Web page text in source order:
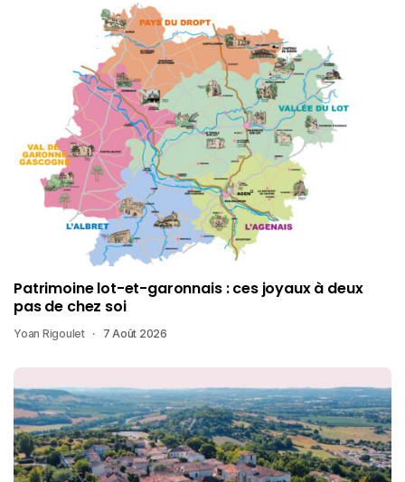
Patrimoine lot-et-garonnais : ces joyaux à deux
pas de chez soi
Yoan Rigoulet 7 Août 2026